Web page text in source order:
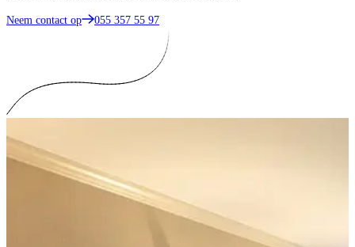
Neem contact op 055 357 55 97